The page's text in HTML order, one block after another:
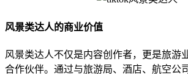
风景类达人的商业价值
风景类达人不仅是内容创作者，更是旅游
合作伙伴。通过与旅游局、酒店、航空公